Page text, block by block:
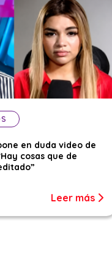
en duda video de
cosas que de
Leer más